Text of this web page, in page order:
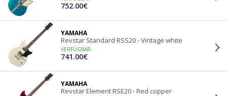
752.00€
YAMAHA
Revstar Standard RSS20 - Vintage white
VERFÜGBAR
741.00€
YAMAHA
Revstar Element RSE20 - Red copper